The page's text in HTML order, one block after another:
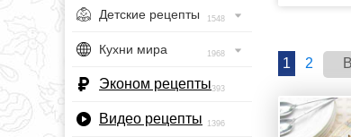
Детские рецепты 1548
Кухни мира 1968
Эконом рецепты393
Видео рецепты 1396
1 2